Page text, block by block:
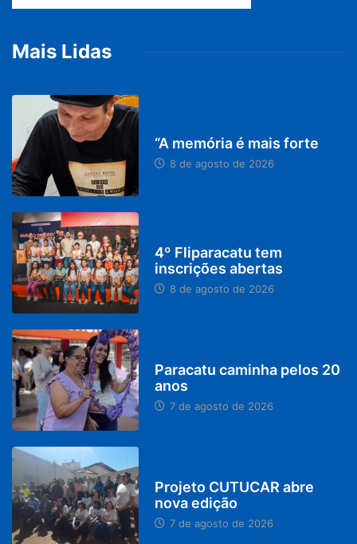
Mais Lidas
“A memória é mais forte
8 de agosto de 2026
4º Fliparacatu tem
inscrições abertas
8 de agosto de 2026
Paracatu caminha pelos 20
anos
7 de agosto de 2026
Projeto CUTUCAR abre
nova edição
7 de agosto de 2026